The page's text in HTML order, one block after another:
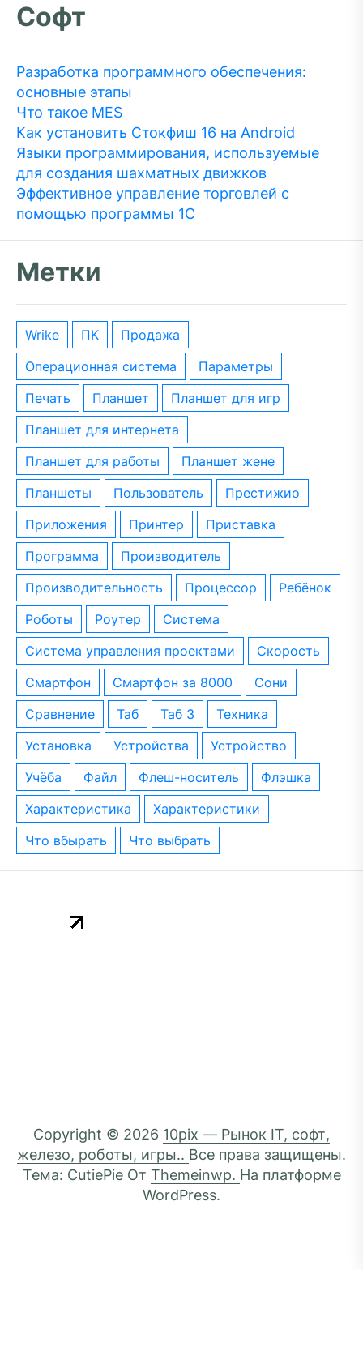
Софт
Разработка программного обеспечения:
основные этапы
Что такое MES
Как установить Стокфиш 16 на Android
Языки программирования, используемые
для создания шахматных движков
Эффективное управление торговлей с
помощью программы 1С
Метки
wrike ПК
Продажа
операционная система
параметры
печать
планшет
планшет для игр
планшет для интернета
планшет для работы
планшет жене
планшеты
пользователь
престижио
приложения
принтер
приставка
программа
производитель
производительность
процессор
ребёнок
роботы
роутер
система
система управления проектами
скорость
смартфон
смартфон за 8000
сони
сравнение
таб таб 3
техника
установка
устройства
устройство
учёба
файл флеш-носитель
флэшка
характеристика
характеристики
что вбырать
что выбрать
Copyright © 2026 10pix — Рынок IT, софт,
железо, роботы, игры.. Все права защищены.
Тема: CutiePie От Themeinwp. На платформе
WordPress.